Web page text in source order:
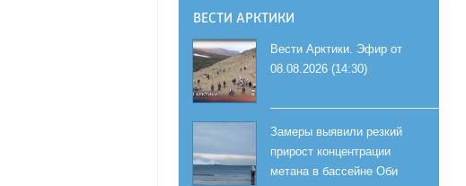
ВЕСТИ АРКТИКИ
Вести Арктики. Эфир от
08.08.2026 (14:30)
Замеры выявили резкий
прирост концентрации
метана в бассейне Оби